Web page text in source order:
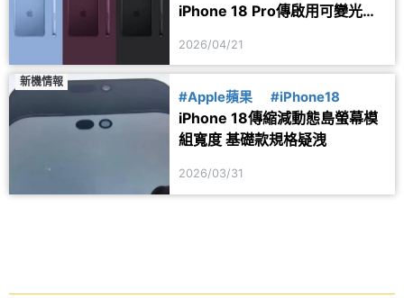
iPhone 18 Pro傳啟用可變光圈
2026/04/21
新機情報
#Apple蘋果 #iPhone18
iPhone 18傳縮減動態島螢幕模
組寬度 基礎款規格疑洩
2026/03/31